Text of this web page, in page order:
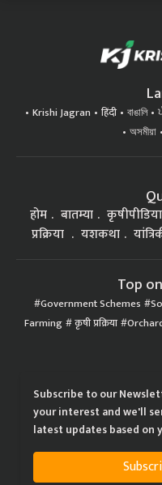
Krishi Jagran हिंदी বাঙালি
অসমীয়া
होम बातम्या कृषीपीडिया
प्रक्रिया
यशकथा
Top
Government Schemes
Farming कृषी प्रक्रिया
Subscribe to our
your interest and we'll
latest updates based on